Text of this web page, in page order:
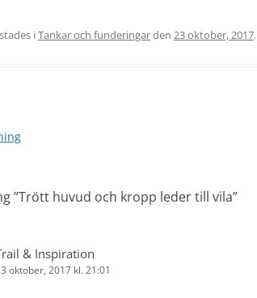
iTankar och funderingarden 23 oktober, 2017.
”Trött huvud och kropp leder till vila”
& Inspiration
oktober, 2017 kl. 21:01